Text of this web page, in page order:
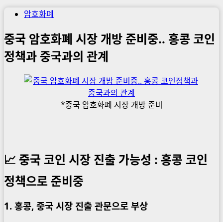
암호화폐
중국 암호화폐 시장 개방 준비중.. 홍콩 코인
정책과 중국과의 관계
*중국 암호화폐 시장 개방 준비
📈 중국 코인 시장 진출 가능성 : 홍콩 코인
정책으로 준비중
1. 홍콩, 중국 시장 진출 관문으로 부상